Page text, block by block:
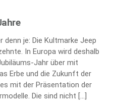
je: Die Kultmarke Jeep
In Europa wird deshalb
Jahr über mit
Erbe und die Zukunft der
mit der Präsentation der
Die sind nicht […]